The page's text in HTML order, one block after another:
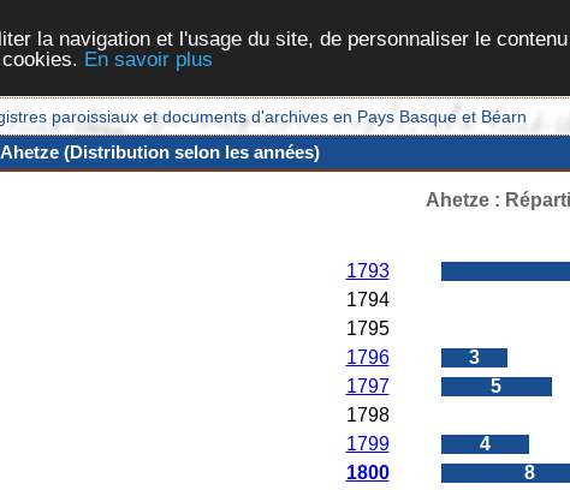
la navigation et l'usage du site, de personnaliser le
En savoir plus
paroissiaux et documents d'archives en Pays Basque et Béarn
(Distribution selon les années)
Ahetze :
1793
1794
1795
1796
3
1797
5
1798
1799
4
1800
8